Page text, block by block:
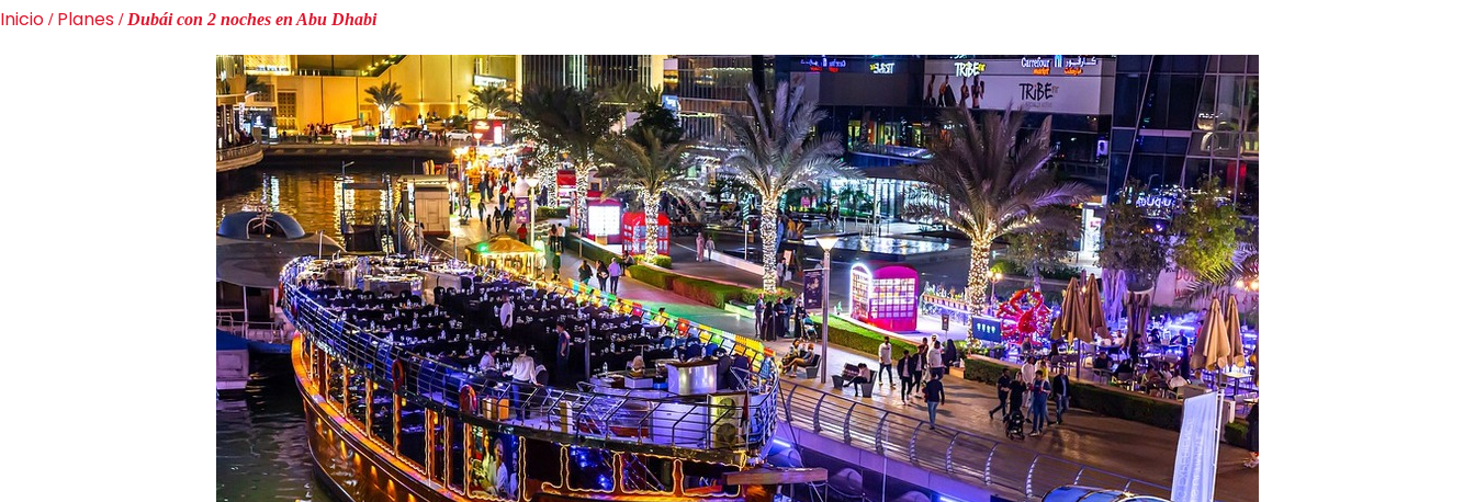
Inicio / Planes / Dubái con 2 noches en Abu Dhabi